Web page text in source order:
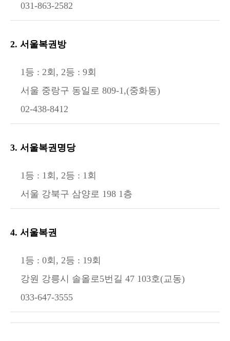
031-863-2582
2. 서울복권방
1등 : 2회, 2등 : 9회
서울 중랑구 동일로 809-1,(중화동)
02-438-8412
3. 서울복권명당
1등 : 1회, 2등 : 1회
서울 강북구 삼양로 198 1층
4. 서울복권
1등 : 0회, 2등 : 19회
강원 강릉시 솔올로5번길 47 103호(교동)
033-647-3555